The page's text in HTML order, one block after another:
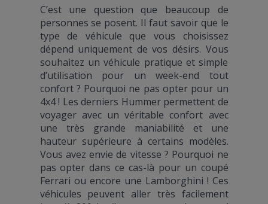
C’est une question que beaucoup de
personnes se posent. Il faut savoir que le
type de véhicule que vous choisissez
dépend uniquement de vos désirs. Vous
souhaitez un véhicule pratique et simple
d’utilisation pour un week-end tout
confort ? Pourquoi ne pas opter pour un
4x4 ! Les derniers Hummer permettent de
voyager avec un véritable confort avec
une très grande maniabilité et une
hauteur supérieure à certains modèles.
Vous avez envie de vitesse ? Pourquoi ne
pas opter dans ce cas-là pour un coupé
Ferrari ou encore une Lamborghini ! Ces
véhicules peuvent aller très facilement